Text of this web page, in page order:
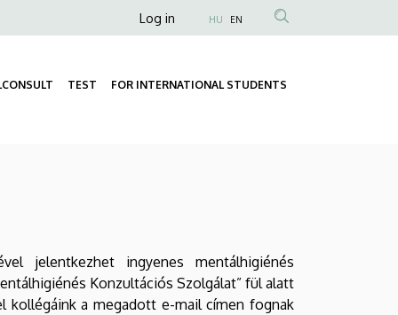
Anonim
menüje
Log in HU EN
TEST FOR INTERNATIONAL STUDENTS
jelentkezhet ingyenes mentálhigiénés
Konzultációs Szolgálat” fül alatt
kollégáink a megadott e-mail címen fognak